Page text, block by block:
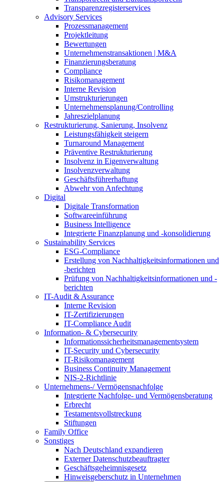
Transparenzregisterservices
Advisory Services
Prozessmanagement
Projektleitung
Bewertungen
Unternehmenstransaktionen | M&A
Finanzierungsberatung
Compliance
Risikomanagement
Interne Revision
Umstrukturierungen
Unternehmensplanung/Controlling
Jahreszielplanung
Restrukturierung, Sanierung, Insolvenz
Leistungsfähigkeit steigern
Turnaround Management
Präventive Restrukturierung
Insolvenz in Eigenverwaltung
Insolvenzverwaltung
Geschäftsführerhaftung
Abwehr von Anfechtung
Digital
Digitale Transformation
Softwareeinführung
Business Intelligence
Integrierte Finanzplanung und -konsolidierung
Sustainability Services
ESG-Compliance
Erstellung von Nachhaltigkeitsinformationen und
-berichten
Prüfung von Nachhaltigkeitsinformationen und -
berichten
IT-Audit & Assurance
Interne Revision
IT-Zertifizierungen
IT-Compliance Audit
Information- & Cybersecurity
Informationssicherheitsmanagementsystem
IT-Security und Cybersecurity
IT-Risikomanagement
Business Continuity Management
NIS-2-Richtlinie
Unternehmens-/Vermögensnachfolge
Integrierte Nachfolge- und Vermögensberatung
Erbrecht
Testamentsvollstreckung
Stiftungen
Family Office
Sonstiges
Nach Deutschland expandieren
Externer Datenschutzbeauftragter
Geschäftsgeheimnisgesetz
Hinweisgeberschutz in Unternehmen